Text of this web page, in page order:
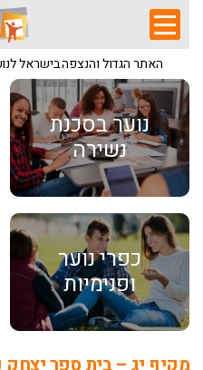
האתר הגדול והנצפה בישראל
נוער בסכנת
נשירה
כפרי נוער
ופנימיות